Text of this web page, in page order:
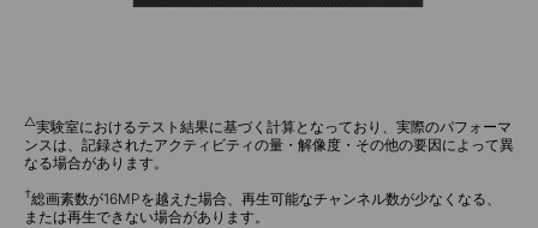
△実験室におけるテスト結果に基づく計算となっており、実際のパフォーマ
ンスは、記録されたアクティビティの量・解像度・その他の要因によって異
なる場合があります。
†総画素数が16MPを越えた場合、再生可能なチャンネル数が少なくなる、
または再生できない場合があります。